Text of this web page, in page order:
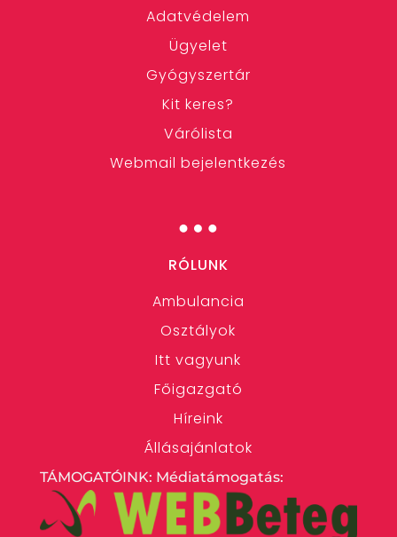
Adatvédelem
Ügyelet
Gyógyszertár
Kit keres?
Várólista
Webmail bejelentkezés
…
RÓLUNK
Ambulancia
Osztályok
Itt vagyunk
Főigazgató
Híreink
Állásajánlatok
TÁMOGATÓINK: Médiatámogatás: